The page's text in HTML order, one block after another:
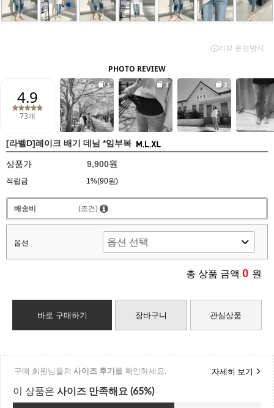
[라벨D]레이크 배기 데님 *임부복
상품가 9,900원
적립금 1%(90원)
배송비 (조건)
옵션
총 상품 금액 0 원
바로 구매하기 장바구니 관심상품